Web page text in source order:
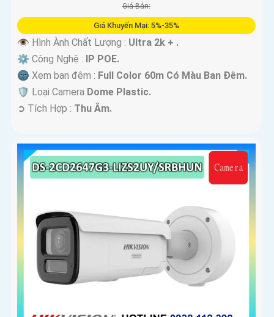
Giá Bán:
Giá Khuyến Mại: 5%-35%
👁 Hình Ành Chất Lượng : Ultra 2k + .
⚙ Công Nghệ : IP POE.
🌚 Xem ban đêm : Full Color 60m Có Màu Ban Ðêm.
🛡 Loại Camera Dome Plastic.
️➲ Tích Hợp : Thu Âm.